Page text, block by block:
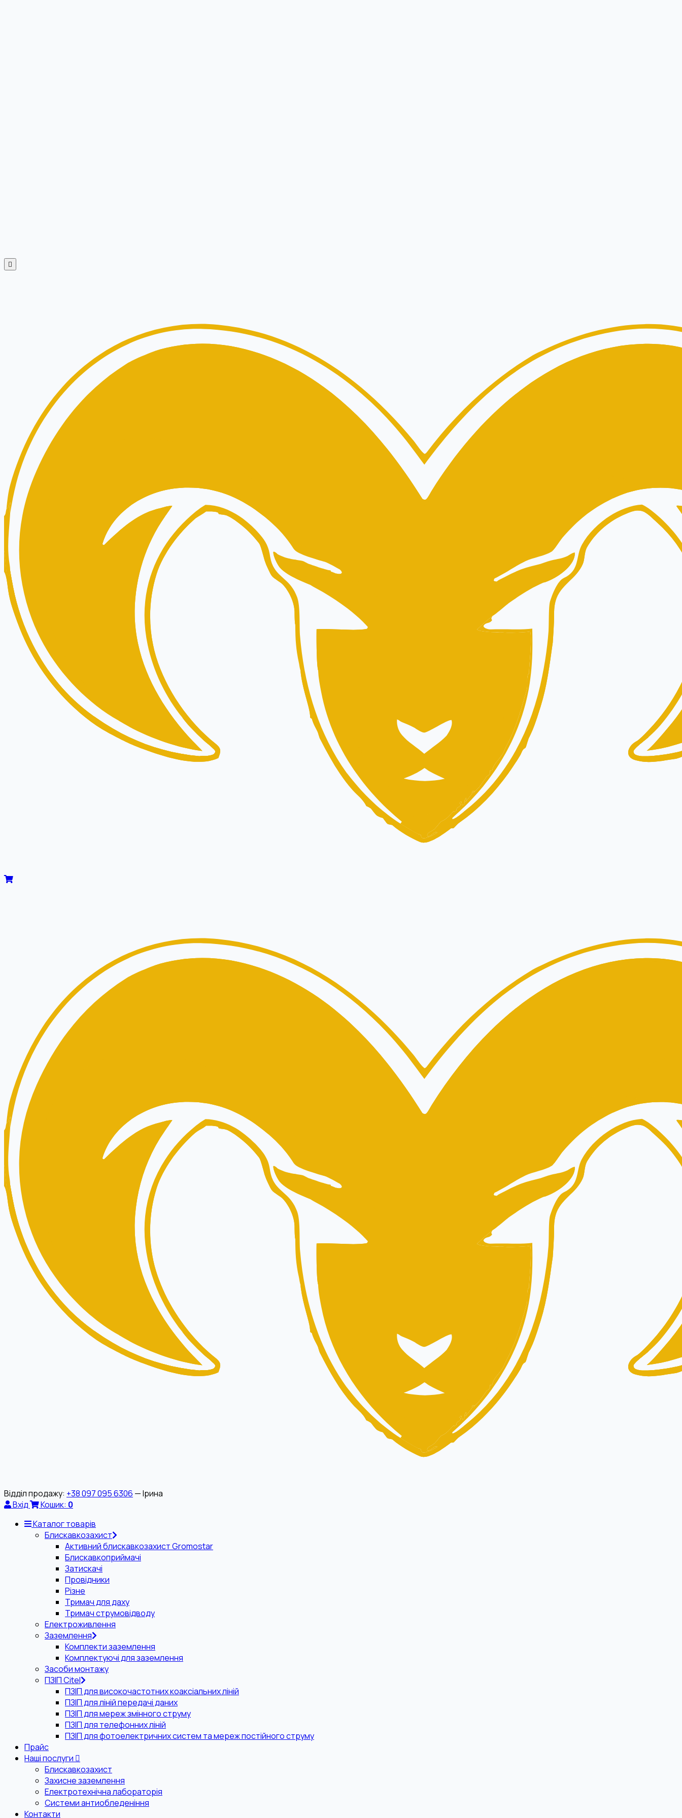
Відділ продажу: +38 097 095 6306 — Ірина
Вхід
Кошик: 0
Каталог товарів
Блискавкозахист
Активний блискавкозахист Gromostar
Блискавкоприймачі
Затискачі
Провідники
Різне
Тримач для даху
Тримач струмовідводу
Електроживлення
Заземлення
Комплекти заземлення
Комплектуючі для заземлення
Засоби монтажу
ПЗІП Citel
ПЗІП для високочастотних коаксіальних ліній
ПЗІП для ліній передачі даних
ПЗІП для мереж змінного струму
ПЗІП для телефонних ліній
ПЗІП для фотоелектричних систем та мереж постійного струму
Прайс
Наші послуги
Блискавкозахист
Захисне заземлення
Електротехнічна лабораторія
Системи антиобледеніння
Контакти